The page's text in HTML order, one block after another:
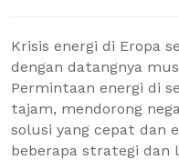
Krisis energi di Eropa
dengan datangnya
Permintaan energi di
tajam, mendorong
solusi yang cepat dan
beberapa strategi dan